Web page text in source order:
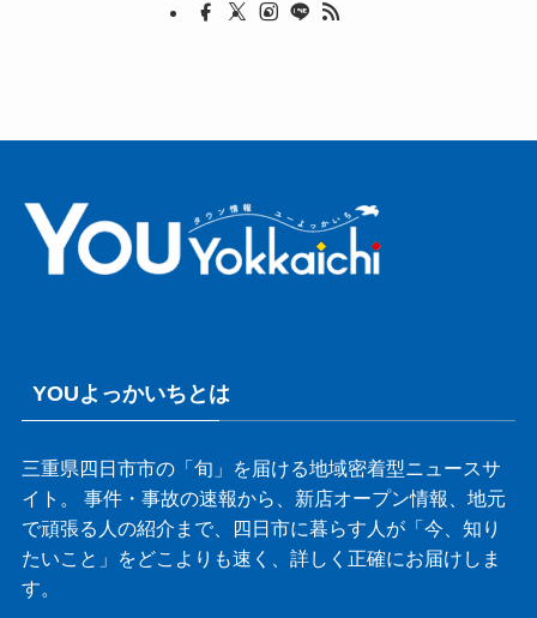
YOUよっかいちとは
三重県四日市市の「旬」を届ける地域密着型ニュースサ
イト。 事件・事故の速報から、新店オープン情報、地元
で頑張る人の紹介まで、四日市に暮らす人が「今、知り
たいこと」をどこよりも速く、詳しく正確にお届けしま
す。